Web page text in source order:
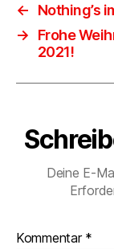
←
Nothing’s
→
Frohe
2021!
Deine E-
Kommentar *